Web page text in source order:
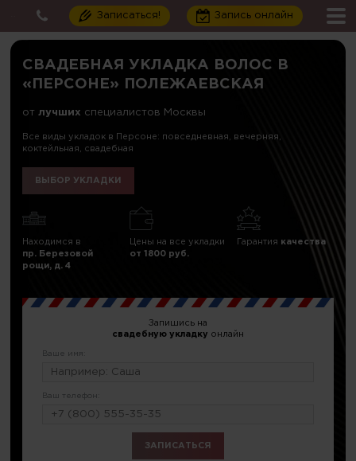
Записаться! Запись онлайн
СВАДЕБНАЯ УКЛАДКА ВОЛОС В
«ПЕРСОНЕ» ПОЛЕЖАЕВСКАЯ
от лучших специалистов Москвы
Все виды укладок в Персоне: повседневная, вечерняя,
коктейльная, свадебная
ВЫБОР УКЛАДКИ
Находимся в
пр. Березовой
рощи, д. 4
Цены на все укладки
от 1800 руб.
Гарантия качества
Запишись на
свадебную укладку онлайн
Ваше имя:
Ваш телефон: